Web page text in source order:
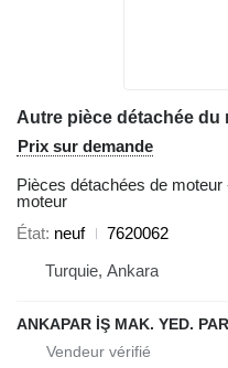
Prix sur demande
Pièces détachées de
moteur
État neuf
7620062
Turquie, Ankara